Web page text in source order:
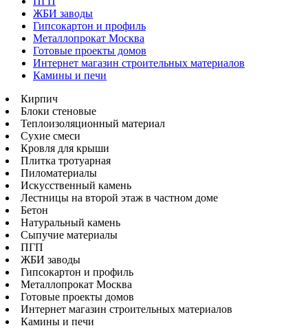
ЖБИ заводы
Гипсокартон и профиль
Металлопрокат Москва
Готовые проекты домов
Интернет магазин строительных материалов
Камины и печи
Кирпич
Блоки стеновые
Теплоизоляционный материал
Сухие смеси
Кровля для крыши
Плитка тротуарная
Пиломатериалы
Искусственный камень
Лестницы на второй этаж в частном доме
Бетон
Натуральный камень
Сыпучие материалы
ПГП
ЖБИ заводы
Гипсокартон и профиль
Металлопрокат Москва
Готовые проекты домов
Интернет магазин строительных материалов
Камины и печи